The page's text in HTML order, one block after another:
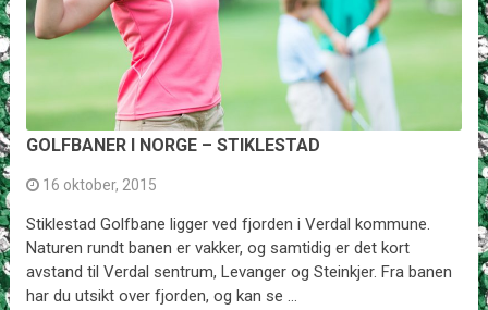
GOLFBANER I NORGE – STIKLESTAD
16 oktober, 2015
Stiklestad Golfbane ligger ved fjorden i Verdal kommune.
Naturen rundt banen er vakker, og samtidig er det kort
avstand til Verdal sentrum, Levanger og Steinkjer. Fra banen
har du utsikt over fjorden, og kan se …